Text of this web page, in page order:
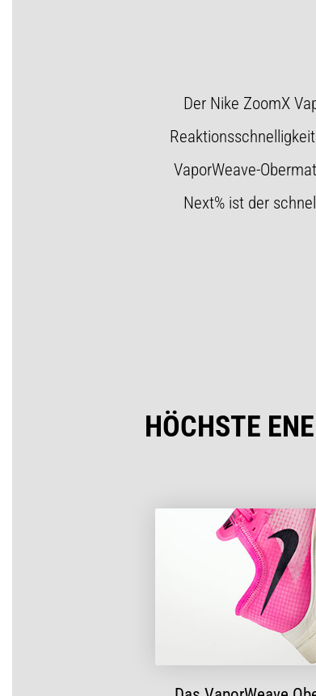
Der Nike ZoomX
VaporWeave-
Next% ist der
HÖCHSTE